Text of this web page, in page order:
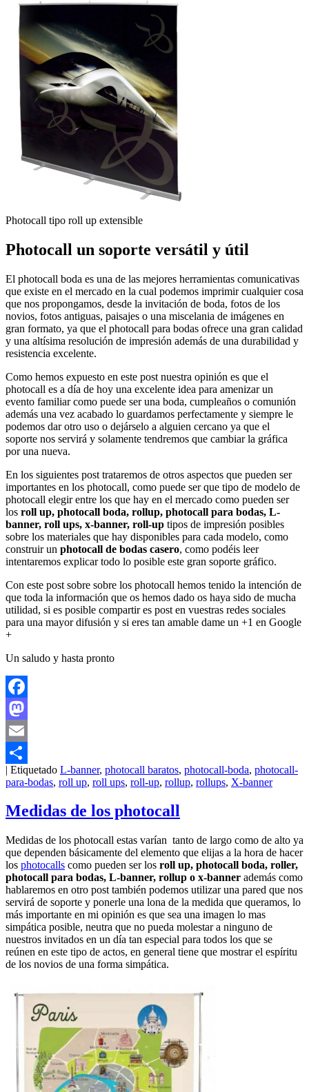
Photocall tipo roll up extensible
Photocall un soporte versátil y útil
El photocall boda es una de las mejores herramientas comunicativas
que existe en el mercado en la cual podemos imprimir cualquier cosa
que nos propongamos, desde la invitación de boda, fotos de los
novios, fotos antiguas, paisajes o una miscelania de imágenes en
gran formato, ya que el photocall para bodas ofrece una gran calidad
y una altísima resolución de impresión además de una durabilidad y
resistencia excelente.
Como hemos expuesto en este post nuestra opinión es que el
photocall es a día de hoy una excelente idea para amenizar un
evento familiar como puede ser una boda, cumpleaños o comunión
además una vez acabado lo guardamos perfectamente y siempre le
podemos dar otro uso o dejárselo a alguien cercano ya que el
soporte nos servirá y solamente tendremos que cambiar la gráfica
por una nueva.
En los siguientes post trataremos de otros aspectos que pueden ser
importantes en los photocall, como puede ser que tipo de modelo de
photocall elegir entre los que hay en el mercado como pueden ser
los roll up, photocall boda, rollup, photocall para bodas, L-
banner, roll ups, x-banner, roll-up tipos de impresión posibles
sobre los materiales que hay disponibles para cada modelo, como
construir un photocall de bodas casero, como podéis leer
intentaremos explicar todo lo posible este gran soporte gráfico.
Con este post sobre sobre los photocall hemos tenido la intención de
que toda la información que os hemos dado os haya sido de mucha
utilidad, si es posible compartir es post en vuestras redes sociales
para una mayor difusión y si eres tan amable dame un +1 en Google
+
Un saludo y hasta pronto
Facebook
Mastodon
Email
Compartir
| Etiquetado L-banner, photocall baratos, photocall-boda, photocall-
para-bodas, roll up, roll ups, roll-up, rollup, rollups, X-banner
Medidas de los photocall
Medidas de los photocall estas varían tanto de largo como de alto ya
que dependen básicamente del elemento que elijas a la hora de hacer
los photocalls como pueden ser los roll up, photocall boda, roller,
photocall para bodas, L-banner, rollup o x-banner además como
hablaremos en otro post también podemos utilizar una pared que nos
servirá de soporte y ponerle una lona de la medida que queramos, lo
más importante en mi opinión es que sea una imagen lo mas
simpática posible, neutra que no pueda molestar a ninguno de
nuestros invitados en un día tan especial para todos los que se
reúnen en este tipo de actos, en general tiene que mostrar el espíritu
de los novios de una forma simpática.